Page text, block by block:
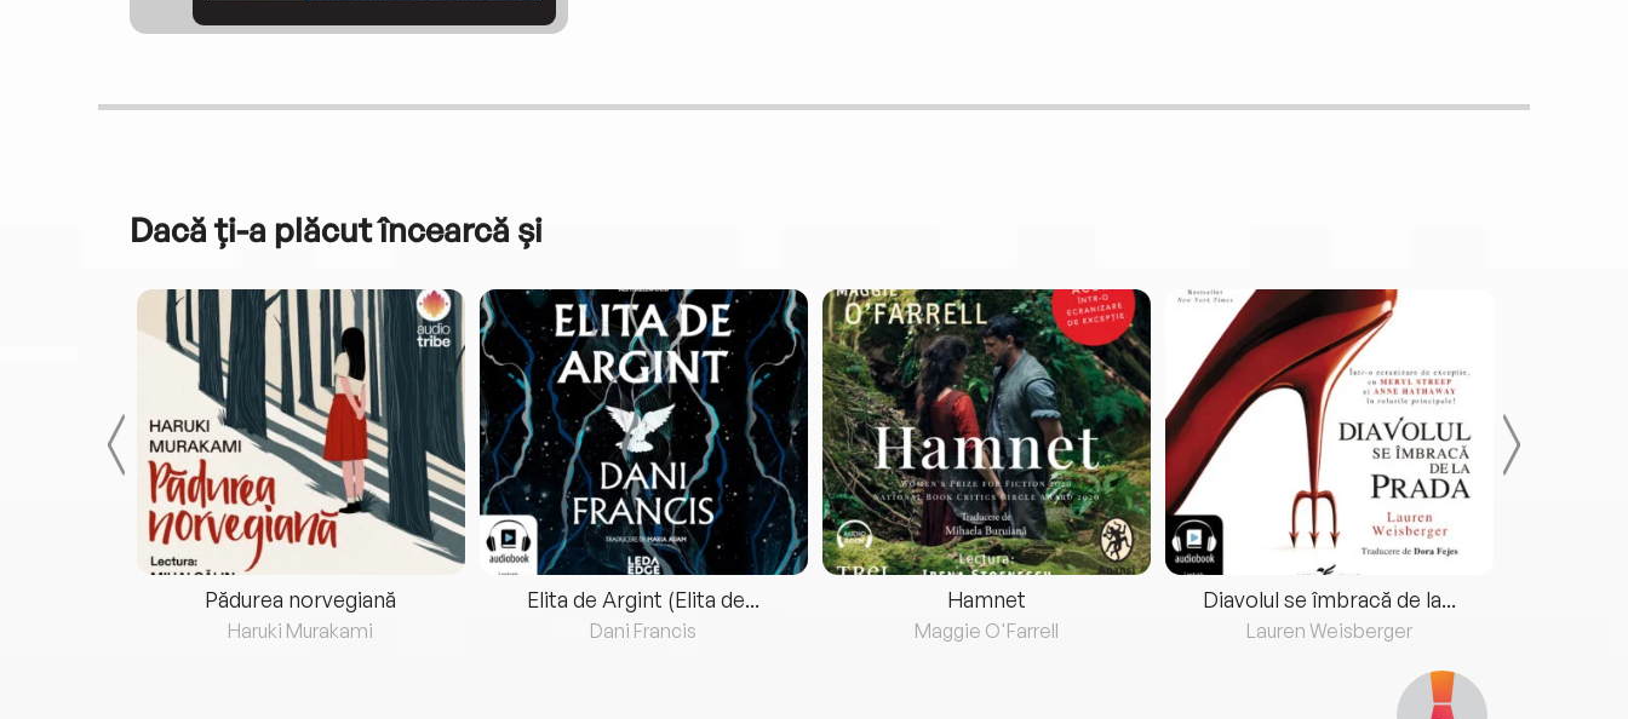
Dacă ți-a plăcut încearcă și
Pădurea norvegiană
Haruki Murakami
Elita de Argint (Elita de...
Dani Francis
Hamnet
Maggie O'Farrell
Diavolul se îmbracă de la...
Lauren Weisberger